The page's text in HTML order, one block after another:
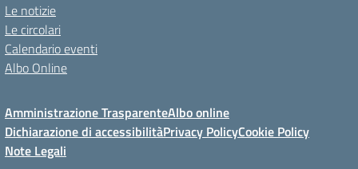
Le notizie
Le circolari
Calendario eventi
Albo Online
Amministrazione TrasparenteAlbo online
Dichiarazione di accessibilitàPrivacy PolicyCookie Policy
Note Legali